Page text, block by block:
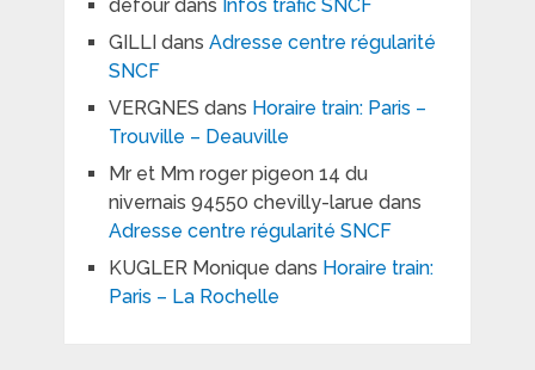
defourdans Infos trafic SNCF
GILLI dans Adresse centre régularité
SNCF
VERGNES dans Horaire train: Paris –
Trouville – Deauville
Mr et Mm roger pigeon 14 du
nivernais 94550 chevilly-larue dans
Adresse centre régularité SNCF
KUGLER Monique dans Horaire train:
Paris – La Rochelle